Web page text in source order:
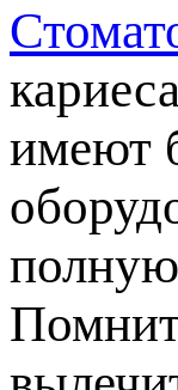
имеют
олную